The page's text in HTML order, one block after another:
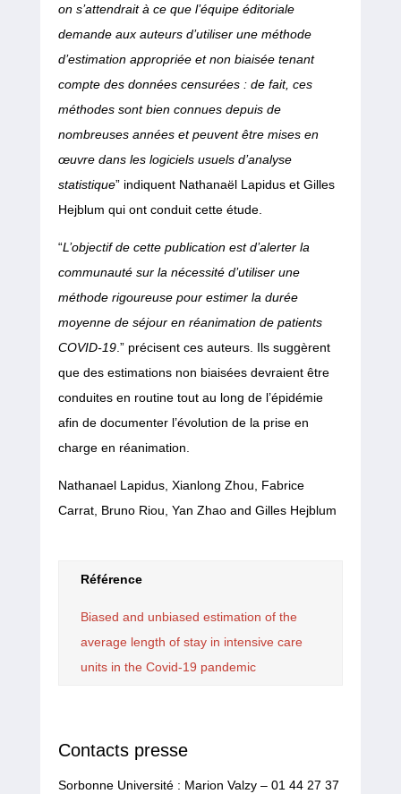
on s’attendrait à ce que l’équipe éditoriale
demande aux auteurs d’utiliser une méthode
d’estimation appropriée et non biaisée tenant
compte des données censurées : de fait, ces
méthodes sont bien connues depuis de
nombreuses années et peuvent être mises en
œuvre dans les logiciels usuels d’analyse
statistique” indiquent Nathanaël Lapidus et Gilles
Hejblum qui ont conduit cette étude.
“L’objectif de cette publication est d’alerter la
communauté sur la nécessité d’utiliser une
méthode rigoureuse pour estimer la durée
moyenne de séjour en réanimation de patients
COVID-19.” précisent ces auteurs. Ils suggèrent
que des estimations non biaisées devraient être
conduites en routine tout au long de l’épidémie
afin de documenter l’évolution de la prise en
charge en réanimation.
Nathanael Lapidus, Xianlong Zhou, Fabrice
Carrat, Bruno Riou, Yan Zhao and Gilles Hejblum
Référence
Biased and unbiased estimation of the
average length of stay in intensive care
units in the Covid‑19 pandemic
Contacts presse
Sorbonne Université : Marion Valzy – 01 44 27 37